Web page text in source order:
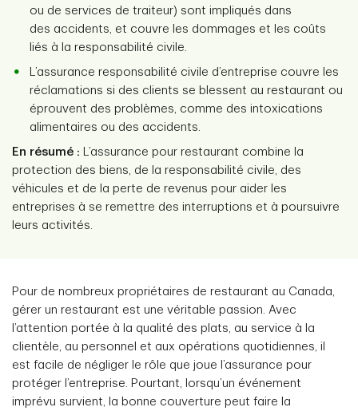
ou de services de traiteur) sont impliqués dans
des accidents, et couvre les dommages et les coûts
liés à la responsabilité civile.
L’assurance responsabilité civile d’entreprise couvre les
réclamations si des clients se blessent au restaurant ou
éprouvent des problèmes, comme des intoxications
alimentaires ou des accidents.
En résumé : L’assurance pour restaurant combine la
protection des biens, de la responsabilité civile, des
véhicules et de la perte de revenus pour aider les
entreprises à se remettre des interruptions et à poursuivre
leurs activités.
Pour de nombreux propriétaires de restaurant au Canada,
gérer un restaurant est une véritable passion. Avec
l’attention portée à la qualité des plats, au service à la
clientèle, au personnel et aux opérations quotidiennes, il
est facile de négliger le rôle que joue l’assurance pour
protéger l’entreprise. Pourtant, lorsqu’un événement
imprévu survient, la bonne couverture peut faire la